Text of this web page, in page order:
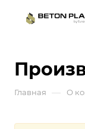
Главная — О